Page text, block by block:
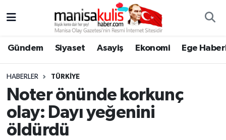
Gündem Siyaset Asayiş Ekonomi Ege
HABERLER TÜRKIYE
Noter önünde korkunç
olay: Dayı yeğenini
öldürdü
Ege Haberleri
Ekonomi
Genel
Yunusemre Hava Durumu
Yunusemre Trafik Yoğunluk Haritası
Süper Lig Puan Durumu ve Fikstür